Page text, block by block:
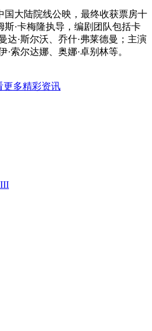
国大陆院线公映，最终收获票房十
斯·卡梅隆执导，编剧团队包括卡
达·斯尔沃、乔什·弗莱德曼；主演
·索尔达娜、奥娜·卓别林等。
更多精彩资讯